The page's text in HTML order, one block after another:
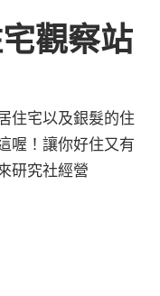
觀察站
住宅以及銀髮的住
喔！讓你好住又有
研究社經營